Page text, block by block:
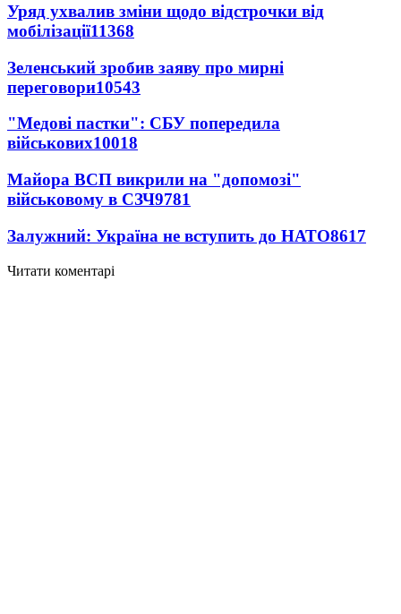
Уряд ухвалив зміни щодо відстрочки від
мобілізації11368
Зеленський зробив заяву про мирні
переговори10543
"Медові пастки": СБУ попередила
військових10018
Майора ВСП викрили на "допомозі"
військовому в СЗЧ9781
Залужний: Україна не вступить до НАТО8617
Читати коментарі